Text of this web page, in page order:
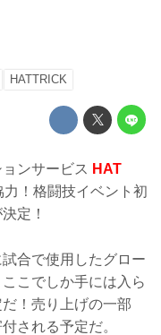
HATTRICK
ンサービス HAT
力！格闘技イベント初
定！
合で使用したグロー
こでしか手には入ら
！売り上げの一部
される予定だ。